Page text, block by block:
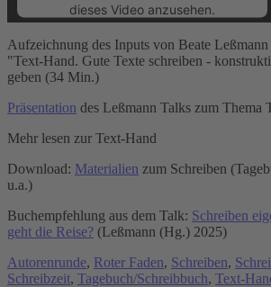
dieses Video anzusehen.
Mehr Informationen
Akzeptieren
powered byUsercentrics Consent
Aufzeichnung des Inputs von Beate
"Text-Hand. Gute Texte schreiben -
geben (34 Min.)
Präsentation des Leßmann Talks zum Thema
Mehr lesen zur Text-Hand
Download: Materialien zum Schreiben
u.a.)
Buchempfehlung aus dem Talk: Schreiben
geht die Reise? (Leßmann (Hg.) 2025)
Autorenrunde, Roter Faden, Schreiben,
Schreibzeit, Tagebuch/Schreibbuch, Text-